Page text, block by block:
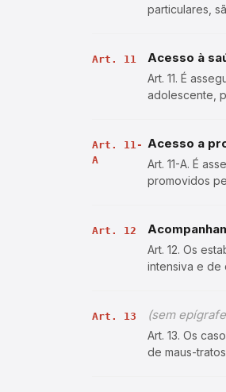
particulares,
Art. 11 Acesso à
Art. 11. É
adolescente,
Art. 11-
A
Acesso a
Art. 11-A. É
promovidos
Art. 12
Art. 12. Os
intensiva e de
Art. 13 (sem
Art. 13. Os
de maus-